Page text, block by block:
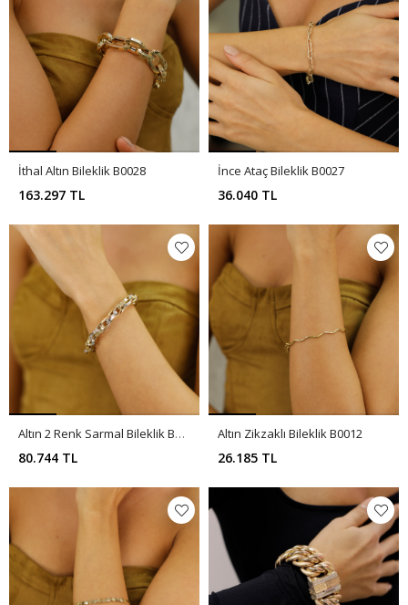
İthal Altın Bileklik B0028
163.297 TL
İnce Ataç Bileklik B0027
36.040 TL
Altın 2 Renk Sarmal Bileklik B0016
80.744 TL
Altın Zikzaklı Bileklik B0012
26.185 TL